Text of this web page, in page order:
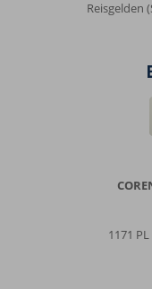
Reisgelden
1171